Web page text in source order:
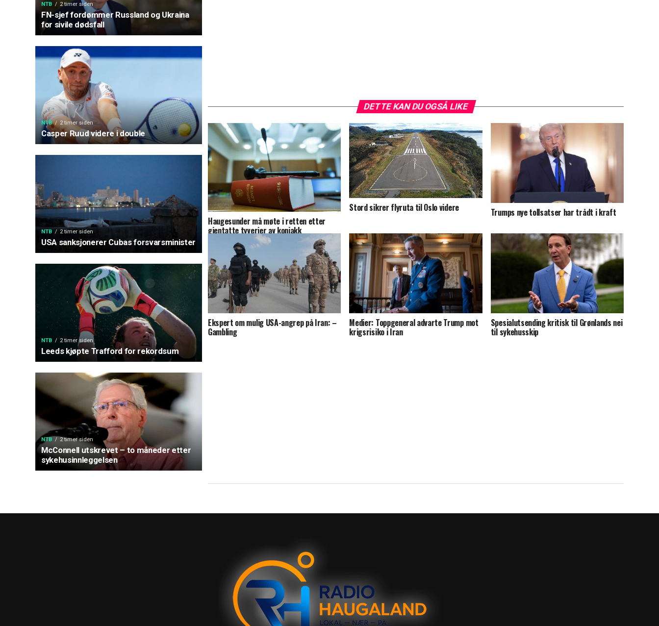
NTB 2 timer siden
FN-sjef fordømmer Russland og Ukraina
for sivile dødsfall
NTB 2 timer siden
Casper Ruud videre i double
NTB 2 timer siden
USA sanksjonerer Cubas forsvarsminister
NTB 2 timer siden
Leeds kjøpte Trafford for rekordsum
NTB 2 timer siden
McConnell utskrevet – to måneder etter
sykehusinnleggelsen
DETTE KAN DU OGSÅ LIKE
Haugesunder må møte i retten etter
gjentatte tyverier av konjakk
Stord sikrer flyruta til Oslo videre Trumps nye tollsatser har trådt i kraft
Ekspert om mulig USA-angrep på Iran: –
Gambling
Medier: Toppgeneral advarte Trump mot
krigsrisiko i Iran
Spesialutsending kritisk til Grønlands nei
til sykehusskip